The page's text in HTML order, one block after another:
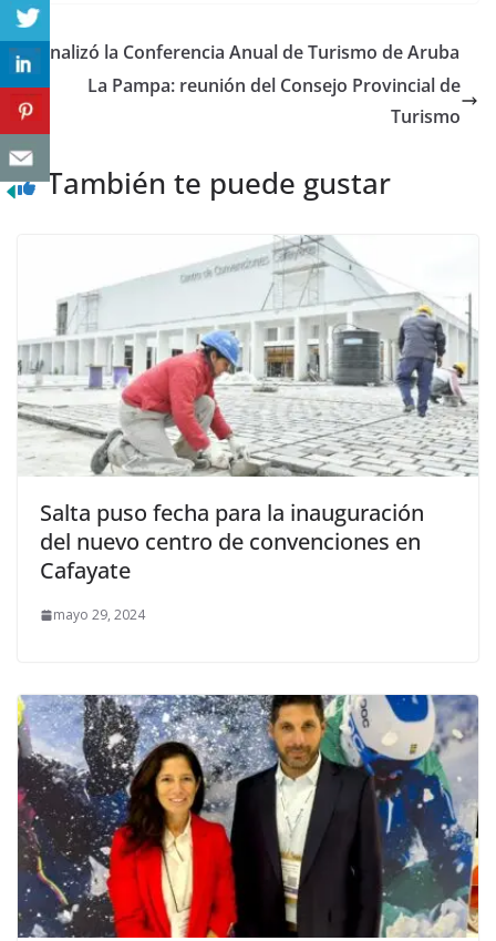
Finalizó la Conferencia Anual de Turismo de Aruba
La Pampa: reunión del Consejo Provincial de
Turismo
También te puede gustar
Salta puso fecha para la inauguración
del nuevo centro de convenciones en
Cafayate
mayo 29, 2024